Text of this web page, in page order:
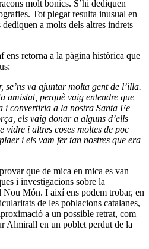
molt bonics. S’hi dediquen
Tot plegat resulta inusual en
a molts dels altres indrets
ens retorna a la pàgina històrica que
se’ns va ajuntar molta gent de l’illa.
amistat, perquè vaig entendre que
i convertiria a la nostra Santa Fe
els vaig donar a alguns d’ells
vidre i altres coses moltes de poc
i els vam fer tan nostres que era
que de mica en mica es van
i investigacions sobre la
Món. I així ens podem trobar, en
de les poblacions catalanes,
a un possible retrat, com
Almirall en un poblet perdut de la